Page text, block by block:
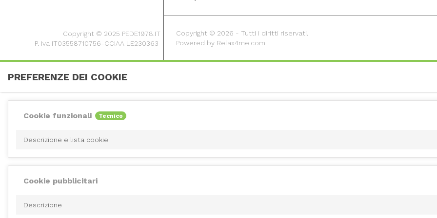
Copyright © 2025 PEDE1978.IT
P. Iva IT03558710756-CCIAA LE230363
Copyright © 2026 - Tutti i diritti riservati.
Powered by Relax4me.com
PREFERENZE DEI COOKIE
Cookie funzionali Tecnico
Descrizione e lista cookie
Cookie pubblicitari
Descrizione